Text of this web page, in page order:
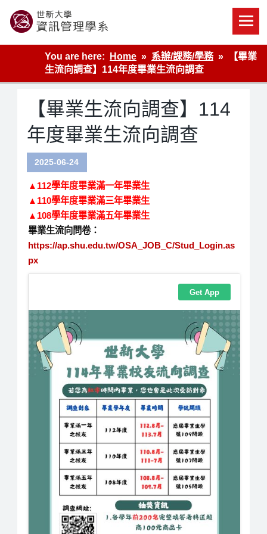
content
世新大學資管系網站
You are here:
Home 系辦/課務/學務
【畢業
生流向調查】114年度畢業生流向調查
【畢業生流向調查】114
年度畢業生流向調查
2025-06-24
▲112學年度畢業滿一年畢業生
▲110學年度畢業滿三年畢業生
▲ 108學年度畢業滿五年畢業生
畢業生流向問卷：
https://ap.shu.edu.tw/OSA_JOB_C/Stud_Login.as
px